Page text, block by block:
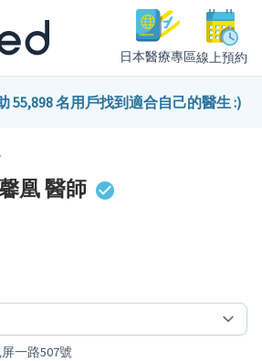
日本醫療專區線上預約
55,898 名用戶找到適合自己的醫生 :)
凰醫師
一路507號